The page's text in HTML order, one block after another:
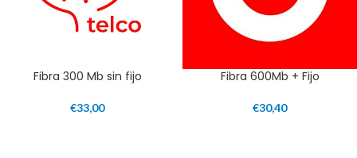
Fibra 300 Mb sin fijo
€33,00
Fibra 600Mb + Fijo
€30,40